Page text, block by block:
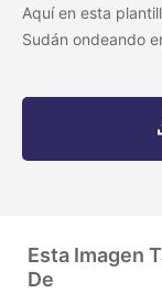
Aquí en esta
Sudán ondeando
Esta Imagen
De